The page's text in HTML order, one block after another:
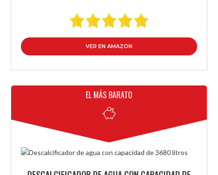
VER EN AMAZON
EL MÁS BARATO